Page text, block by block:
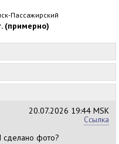
Пассажирский
(примерно)
20.07.2026 19:44 MSK
Ссылка
сделано фото?